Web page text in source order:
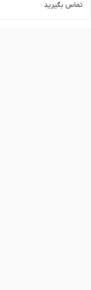
تاپ Elitebook 1040 G4 Folio
تماس بگیرید